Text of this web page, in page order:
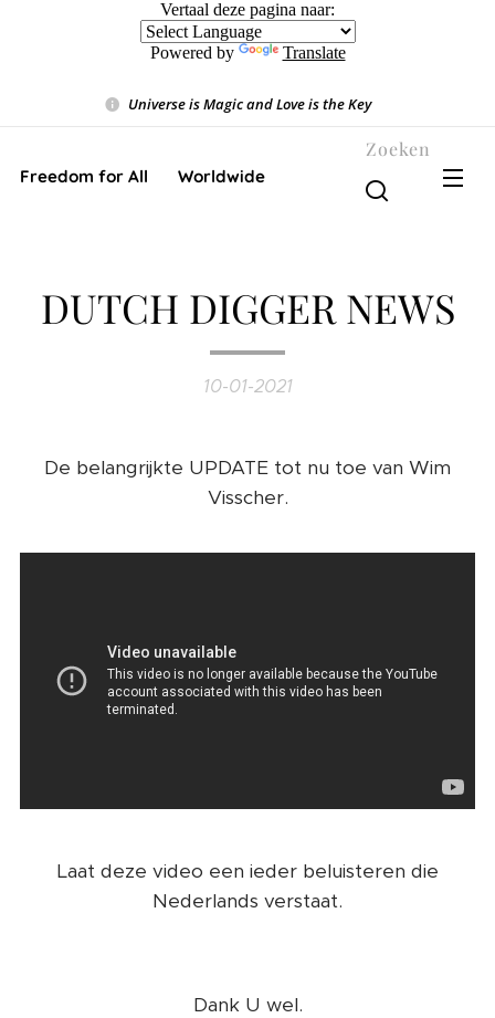
Vertaal deze pagina naar:
Powered by Translate
Universe is Magic and Love is the Key❤️
Freedom for All ❤️ Worldwide
Zoeken
DUTCH DIGGER NEWS
10-01-2021
De belangrijkte UPDATE tot nu toe van Wim
Visscher.
Laat deze video een ieder beluisteren die
Nederlands verstaat.
Dank U wel.